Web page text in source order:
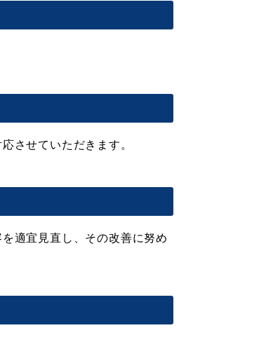
させていただきます。
適宜見直し、その改善に努め